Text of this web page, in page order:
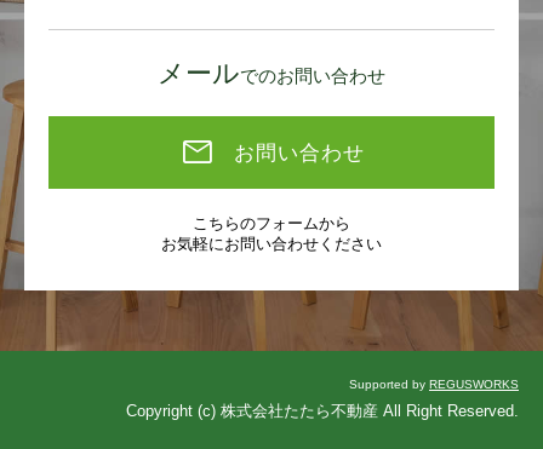
メールでのお問い合わせ
お問い合わせ
こちらのフォームから
お気軽にお問い合わせください
Supported by REGUSWORKS
Copyright (c) 株式会社たたら不動産 All Right Reserved.